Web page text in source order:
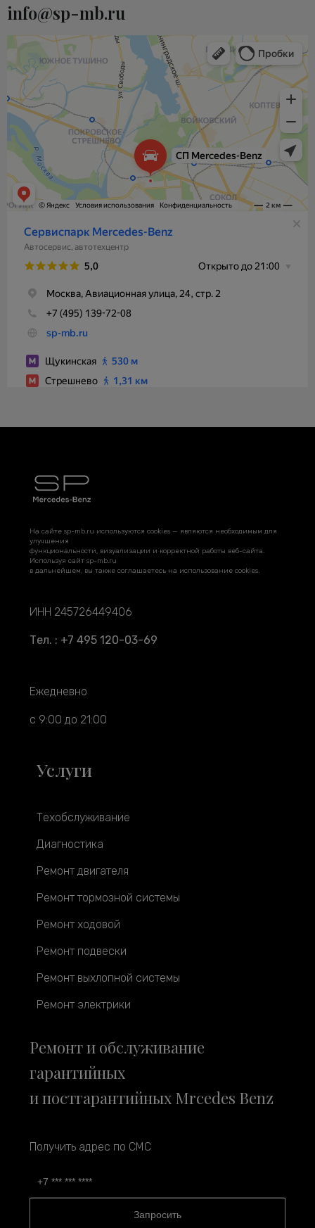
info@sp-mb.ru
На сайте sp-mb.ru используются cookies — являются необходимым для
улучшения
функциональности, визуализации и корректной работы веб-сайта.
Используя сайт sp-mb.ru
в дальнейшем, вы также соглашаетесь на использование cookies.
ИНН 245726449406
Тел. : +7 495 120-03-69
Ежедневно
с 9:00 до 21:00
Услуги
Техобслуживание
Диагностика
Ремонт двигателя
Ремонт тормозной системы
Ремонт ходовой
Ремонт подвески
Ремонт выхлопной системы
Ремонт электрики
Ремонт и обслуживание
гарантийных
и постгарантийных Mrcedes Benz
Получить адрес по СМС
Запросить